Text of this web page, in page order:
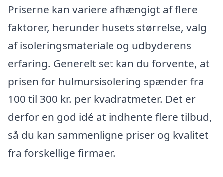
Priserne kan variere afhængigt af flere
faktorer, herunder husets størrelse, valg
af isoleringsmateriale og udbyderens
erfaring. Generelt set kan du forvente, at
prisen for hulmursisolering spænder fra
100 til 300 kr. per kvadratmeter. Det er
derfor en god idé at indhente flere tilbud,
så du kan sammenligne priser og kvalitet
fra forskellige firmaer.